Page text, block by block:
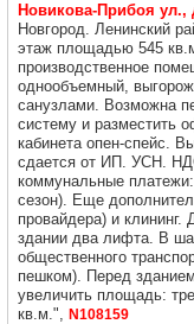
Новикова-Прибоя ул.,
Новгород. Ленинский
этаж площадью 545
производственное
однообъемный,
санузлами. Возможна
систему и разместить
кабинета опен-спейс.
сдается от ИП. УСН.
коммунальные платежи:
сезон). Еще
провайдера) и
здании два лифта. В
общественного
пешком). Перед
увеличить площадь:
кв.м.", N108159